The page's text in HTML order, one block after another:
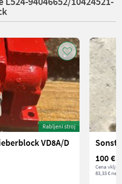
Rabljeni stroj
VD8A/D
100 €
Cena
83,33 € neto